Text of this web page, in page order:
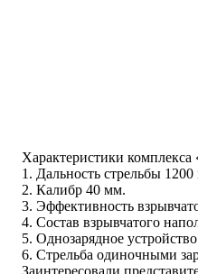
Характеристики комплекса
1. Дальность стрельбы 1200
2. Калибр 40 мм.
3. Эффективность
4. Состав взрывчатого
5. Однозарядное устройство
6. Стрельба одиночными
Заинтересовали